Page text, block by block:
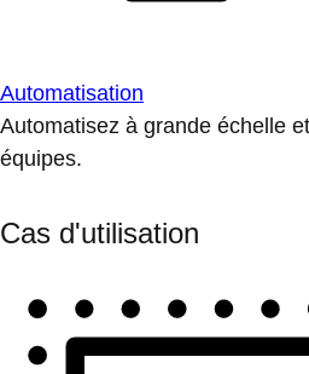
Automatisation
Automatisez à grande échelle
équipes.
Cas d'utilisation